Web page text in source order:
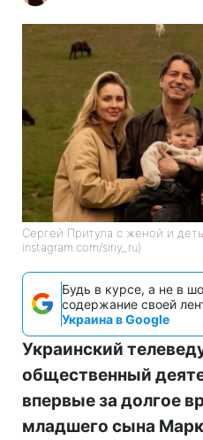
Сергей Притула с женой и
instagram.com/siriy_ru)
Будь в курсе, а не в
содержание своей
Украина в Google
Украинский
общественный
впервые за долгое
младшего сына